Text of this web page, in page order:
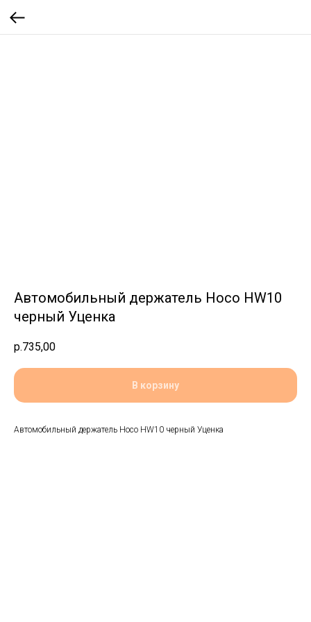
Автомобильный держатель Hoco HW10
черный Уценка
р.735,00
В корзину
Автомобильный держатель Hoco HW10 черный Уценка